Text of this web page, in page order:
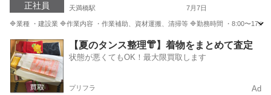
正社員 天満橋駅 7月7日
🔷業種 ・建設業 🔷作業内容 ・作業補助、資材運搬、清掃等 🔷勤務時間 ・8:00〜
大阪 大阪市 天満橋駅 土木 未経験
【夏のタンス整理👘】着物をまとめて査定
状態が悪くてもOK！最大限買取します
プリフラ Ad